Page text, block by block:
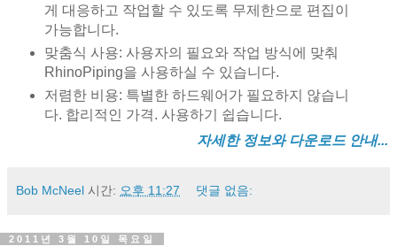
게 대응하고 작업할 수 있도록 무제한으로 편집이
가능합니다.
맞춤식 사용: 사용자의 필요와 작업 방식에 맞춰
RhinoPiping을 사용하실 수 있습니다.
저렴한 비용: 특별한 하드웨어가 필요하지 않습니
다. 합리적인 가격. 사용하기 쉽습니다.
자세한 정보와 다운로드 안내...
Bob McNeel 시간: 오후 11:27 댓글 없음:
2011년 3월 10일 목요일